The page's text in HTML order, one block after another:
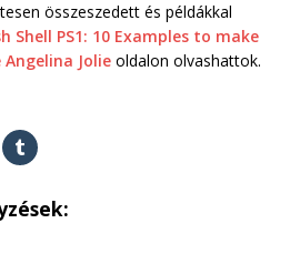
összeszedett és példákkal
Shell PS1: 10 Examples to make
Jolie oldalon olvashattok.